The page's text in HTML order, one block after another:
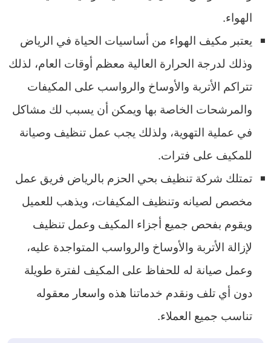
الهواء.
يعتبر مكيف الهواء من أساسيات الحياة في الرياض
وذلك لدرجة الحرارة العالية معظم أوقات العام، لذلك
تتراكم الأتربة والأوساخ والرواسب على المكيفات
والمرشحات الخاصة بها ويمكن أن يسبب لك مشاكل
في عملية التهوية، ولذلك يجب عمل تنظيف وصيانة
للمكيف على فترات.
تمتلك شركة تنظيف بحي الحزم بالرياض فريق عمل
مخصص لصيانه وتنظيف المكيفات، ويذهب للعميل
ويقوم بفحص جميع أجزاء المكيف وعمل تنظيف
لإزالة الأتربة والأوساخ والرواسب المتواجدة عليه،
وعمل صيانة له للحفاظ على المكيف لفترة طويلة
دون أي تلف ونقدم خدماتنا هذه واسعار معقوله
تناسب جميع العملاء.